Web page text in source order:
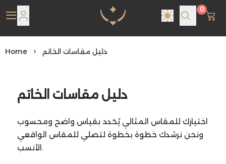
Pearl Shine Jewelry
0
Home دليل مقاسات الخاتم
دليل مقاسات الخاتم
اختيارك للمقاس المثالي يُحَدد بقياس واضح ومحسوب
ونحن نرشدك خطوة بخطوة لتصلي للمقاس الواقعي
الأنسب.